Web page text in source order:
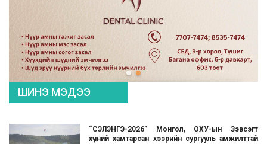
ШИНЭ МЭДЭЭ
“СЭЛЭНГЭ-2026” Монгол, ОХУ-ын Зэвсэгт
хүчний хамтарсан хээрийн сургууль амжилттай